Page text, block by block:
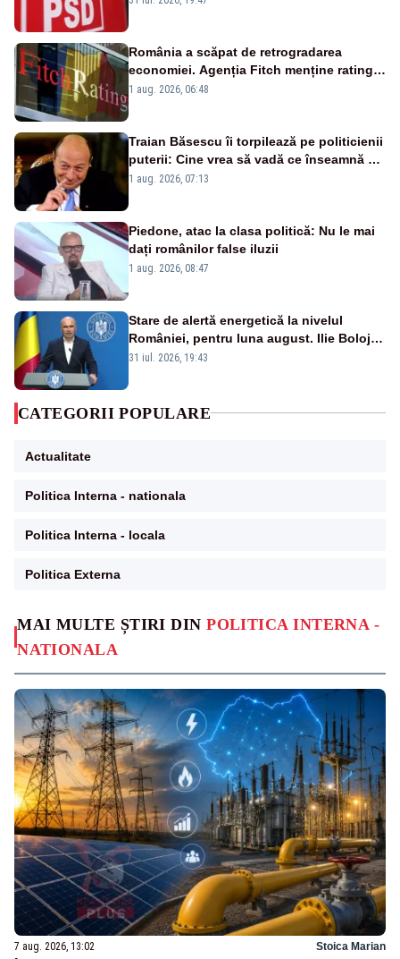
MAI MULTE ȘTIRI DINPOLITICA INTERNA -
NATIONALA
7 aug. 2026, 13:02 Stoica Marian
România a scăpat de retrogradarea
economiei. Agenția Fitch menține ratingul
„BBB-” cu perspectivă negativă
1 aug. 2026, 06:48
Traian Băsescu îi torpilează pe politicienii
puterii: Cine vrea să vadă ce înseamnă să
fii prost, se uită la România
1 aug. 2026, 07:13
Piedone, atac la clasa politică: Nu le mai
dați românilor false iluzii
1 aug. 2026, 08:47
Stare de alertă energetică la nivelul
României, pentru luna august. Ilie Bolojan
a anunțat importuri și posibile restricții –
31 iul. 2026, 19:43
CATEGORII POPULARE
Actualitate
Politica Interna - nationala
Politica Interna - locala
Politica Externa